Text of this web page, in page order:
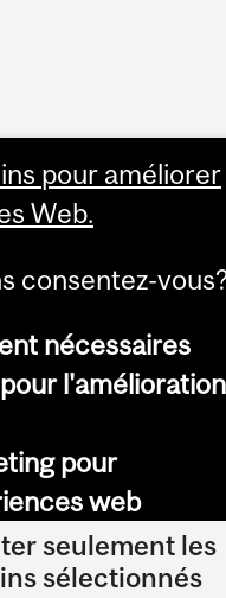
pour améliorer
Web.
consentez-
nécessaires
l'amélioration
pour
web
seulement les
sélectionnés